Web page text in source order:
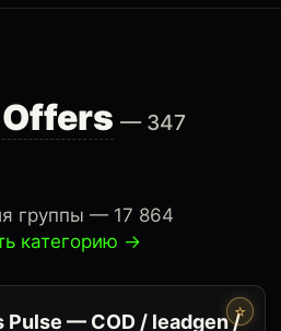
— 347
группы — 17 864
категорию →
⭐
Pulse — COD / leadgen /